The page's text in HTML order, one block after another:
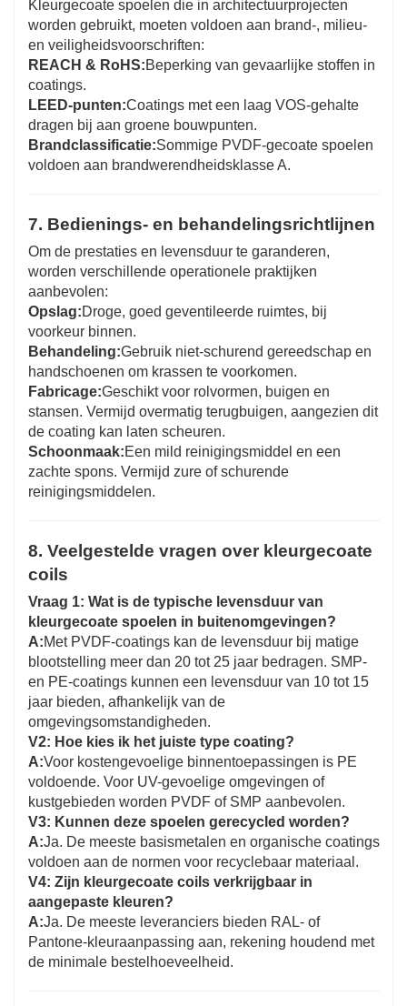
Kleurgecoate spoelen die in architectuurprojecten
worden gebruikt, moeten voldoen aan brand-, milieu-
en veiligheidsvoorschriften:
REACH & RoHS:Beperking van gevaarlijke stoffen in
coatings.
LEED-punten:Coatings met een laag VOS-gehalte
dragen bij aan groene bouwpunten.
Brandclassificatie:Sommige PVDF-gecoate spoelen
voldoen aan brandwerendheidsklasse A.
7. Bedienings- en behandelingsrichtlijnen
Om de prestaties en levensduur te garanderen,
worden verschillende operationele praktijken
aanbevolen:
Opslag:Droge, goed geventileerde ruimtes, bij
voorkeur binnen.
Behandeling:Gebruik niet-schurend gereedschap en
handschoenen om krassen te voorkomen.
Fabricage:Geschikt voor rolvormen, buigen en
stansen. Vermijd overmatig terugbuigen, aangezien dit
de coating kan laten scheuren.
Schoonmaak:Een mild reinigingsmiddel en een
zachte spons. Vermijd zure of schurende
reinigingsmiddelen.
8. Veelgestelde vragen over kleurgecoate
coils
Vraag 1: Wat is de typische levensduur van
kleurgecoate spoelen in buitenomgevingen?
A:Met PVDF-coatings kan de levensduur bij matige
blootstelling meer dan 20 tot 25 jaar bedragen. SMP-
en PE-coatings kunnen een levensduur van 10 tot 15
jaar bieden, afhankelijk van de
omgevingsomstandigheden.
V2: Hoe kies ik het juiste type coating?
A:Voor kostengevoelige binnentoepassingen is PE
voldoende. Voor UV-gevoelige omgevingen of
kustgebieden worden PVDF of SMP aanbevolen.
V3: Kunnen deze spoelen gerecycled worden?
A:Ja. De meeste basismetalen en organische coatings
voldoen aan de normen voor recyclebaar materiaal.
V4: Zijn kleurgecoate coils verkrijgbaar in
aangepaste kleuren?
A:Ja. De meeste leveranciers bieden RAL- of
Pantone-kleuraanpassing aan, rekening houdend met
de minimale bestelhoeveelheid.